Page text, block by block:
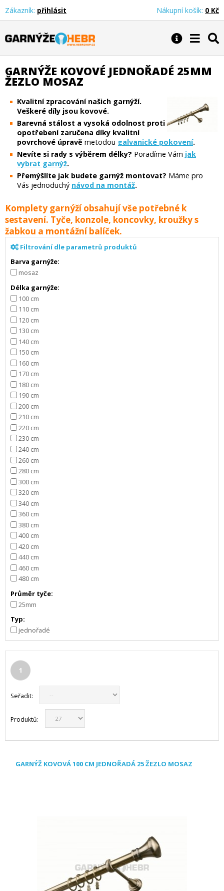
Garnýže Hebr
Zákazník: přihlásit Nákupní košík: 0 Kč
GARNÝŽE KOVOVÉ JEDNOŘADÉ 25MM
ŽEZLO MOSAZ
Kvalitní zpracování našich garnýží.
Veškeré díly jsou kovové.
Barevná stálost a vysoká odolnost proti
opotřebení zaručena díky kvalitní
povrchové úpravě metodou galvanické pokovení.
Nevíte si rady s výběrem délky? Poradíme Vám jak
vybrat garnýž.
Přemýšlíte jak budete garnýž montovat? Máme pro
Vás jednoduchý návod na montáž.
Komplety garnýží obsahují vše potřebné k
sestavení. Tyče, konzole, koncovky, kroužky s
žabkou a montážní balíček.
Filtrování dle parametrů produktů
Barva garnýže:
mosaz
Délka garnýže:
100 cm
110 cm
120 cm
130 cm
140 cm
150 cm
160 cm
170 cm
180 cm
190 cm
200 cm
210 cm
220 cm
230 cm
240 cm
260 cm
280 cm
300 cm
320 cm
340 cm
360 cm
380 cm
400 cm
420 cm
440 cm
460 cm
480 cm
Průměr tyče:
25mm
Typ:
jednořadé
1
Seřadit:
Produktů:
GARNÝŽ KOVOVÁ 100 CM JEDNOŘADÁ 25 ŽEZLO MOSAZ